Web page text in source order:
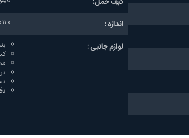
اندازه :
لوازم جانبی :